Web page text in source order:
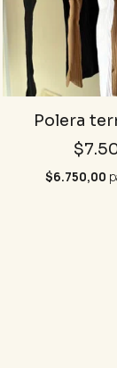
Polera
$6.750,00